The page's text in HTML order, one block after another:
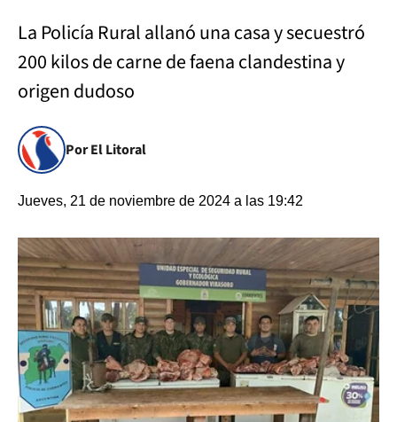
La Policía Rural allanó una casa y secuestró
200 kilos de carne de faena clandestina y
origen dudoso
Por El Litoral
Jueves, 21 de noviembre de 2024 a las 19:42